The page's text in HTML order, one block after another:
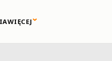
WIĘCEJ